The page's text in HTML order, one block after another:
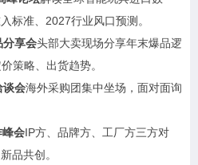
标准、2027行业风口预测。
分享会头部大卖现场分享年末爆品逻
策略、出货趋势。
谈会海外采购团集中坐场，面对面询
峰会IP方、品牌方、工厂方三方对
品共创。